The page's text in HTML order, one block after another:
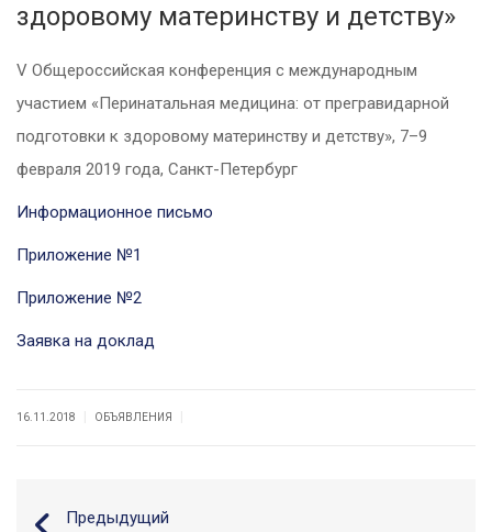
здоровому материнству и детству»
V Общероссийская конференция с международным
участием «Перинатальная медицина: от прегравидарной
подготовки к здоровому материнству и детству», 7–9
февраля 2019 года, Санкт-Петербург
Информационное письмо
Приложение №1
Приложение №2
Заявка на доклад
16.11.2018 ОБЪЯВЛЕНИЯ
Предыдущий